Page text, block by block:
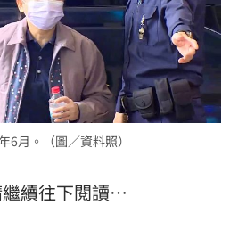
6月。（圖／資料照）
續往下閱讀…